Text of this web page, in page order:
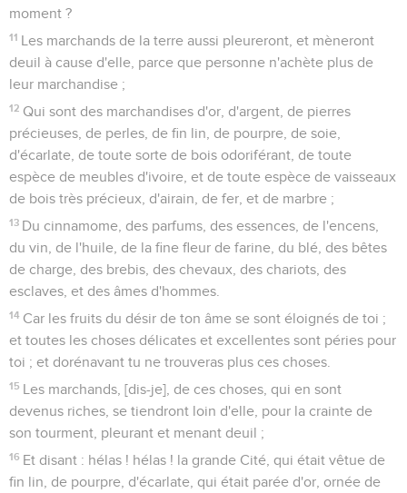
moment ?
11 Les marchands de la terre aussi pleureront, et mèneront
deuil à cause d'elle, parce que personne n'achète plus de
leur marchandise ;
12 Qui sont des marchandises d'or, d'argent, de pierres
précieuses, de perles, de fin lin, de pourpre, de soie,
d'écarlate, de toute sorte de bois odoriférant, de toute
espèce de meubles d'ivoire, et de toute espèce de vaisseaux
de bois très précieux, d'airain, de fer, et de marbre ;
13 Du cinnamome, des parfums, des essences, de l'encens,
du vin, de l'huile, de la fine fleur de farine, du blé, des bêtes
de charge, des brebis, des chevaux, des chariots, des
esclaves, et des âmes d'hommes.
14 Car les fruits du désir de ton âme se sont éloignés de toi ;
et toutes les choses délicates et excellentes sont péries pour
toi ; et dorénavant tu ne trouveras plus ces choses.
15 Les marchands, [dis-je], de ces choses, qui en sont
devenus riches, se tiendront loin d'elle, pour la crainte de
son tourment, pleurant et menant deuil ;
16 Et disant : hélas ! hélas ! la grande Cité, qui était vêtue de
fin lin, de pourpre, d'écarlate, qui était parée d'or, ornée de